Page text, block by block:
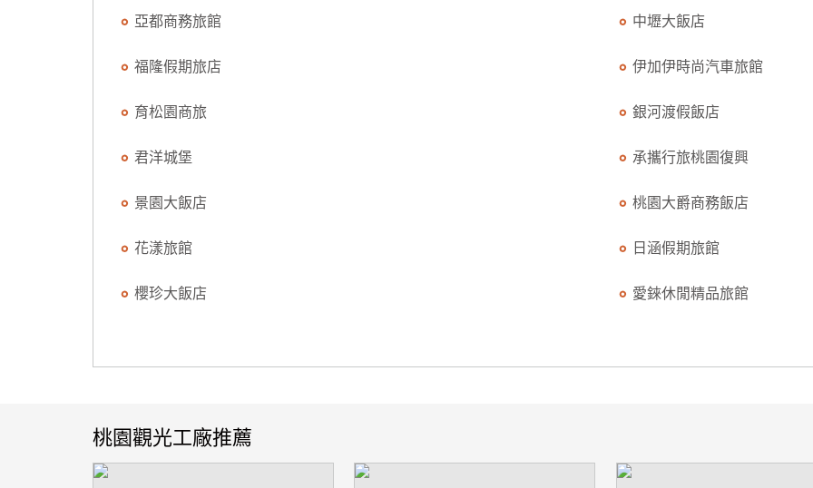
亞都商務旅館 中壢大飯店
福隆假期旅店 伊加伊時尚汽車旅館
育松園商旅 銀河渡假飯店
君洋城堡 承攜行旅桃園復興
景園大飯店 桃園大爵商務飯店
花漾旅館 日涵假期旅館
櫻珍大飯店 愛錸休閒精品旅館
桃園觀光工廠推薦